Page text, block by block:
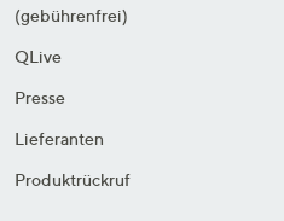
(gebührenfrei)
QLive
Presse
Lieferanten
Produktrückruf